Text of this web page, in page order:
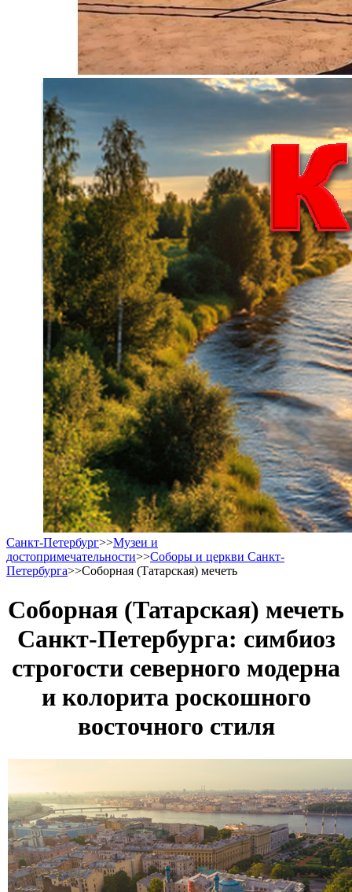
Санкт-Петербург>>Музеи и
достопримечательности>>Соборы и церкви Санкт-
Петербурга>>Соборная (Татарская) мечеть
Соборная (Татарская) мечеть
Санкт-Петербурга: симбиоз
строгости северного модерна
и колорита роскошного
восточного стиля